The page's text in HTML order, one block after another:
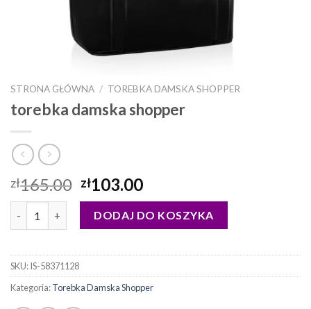
STRONA GŁÓWNA / TOREBKA DAMSKA SHOPPER
torebka damska shopper
zł165.00 zł103.00
ilość torebka damska shopperDODAJ DO KOSZYKA
SKU:IS-58371128
Kategoria:Torebka Damska Shopper